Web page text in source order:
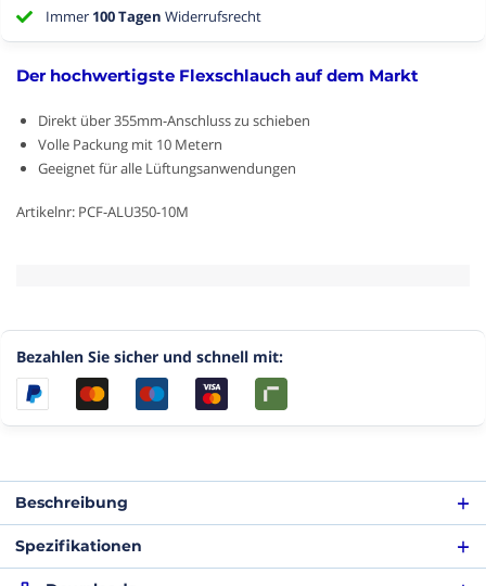
Der hochwertigste Flexschlauch auf dem Markt
Direkt über 355mm-Anschluss zu schieben
Volle Packung mit 10 Metern
Geeignet für alle Lüftungsanwendungen
Artikelnr: PCF-ALU350-10M
Immer 100 Tagen Widerrufsrecht
Bezahlen Sie sicher und schnell mit:
Beschreibung
Flexibler Lüftungsschlauch unisoliert - Aluminium -
Ø 356mm - Länge 10 Meter
Spezifikationen